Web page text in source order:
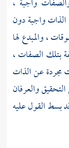
الذات واجبة دون
، والمبدع لها
بتلك الصفات ،
مجردة عن الذات
والعرفان
بسط القول عليه